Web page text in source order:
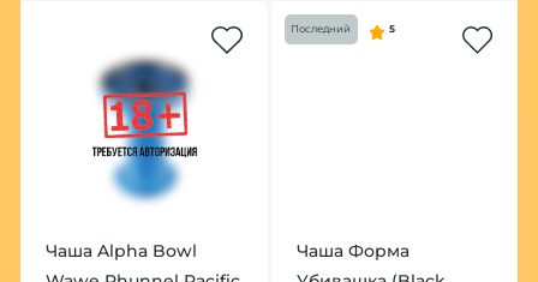
Чаша Alpha Bowl
Последний 5
Чаша Форма